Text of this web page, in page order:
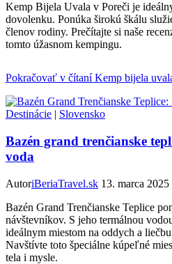
Kemp Bijela Uvala v Poreči je
dovolenku. Ponúka širokú škálu
členov rodiny. Prečítajte si naše
tomto úžasnom kempingu.
Pokračovať v čítaníKemp bijela
Destinácie | Slovensko
Bazén grand trenčianske
voda
AutoriBeriaTravel.sk 13. marca 2025
Bazén Grand Trenčianske Teplice
návštevníkov. S jeho termálnou
ideálnym miestom na oddych a
Navštívte toto špeciálne kúpeľné
tela i mysle.